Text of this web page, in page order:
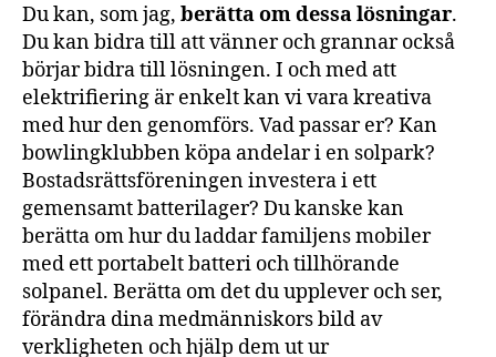
Du kan, som jag, berätta om dessa lösningar.
Du kan bidra till att vänner och grannar också
börjar bidra till lösningen. I och med att
elektrifiering är enkelt kan vi vara kreativa
med hur den genomförs. Vad passar er? Kan
bowlingklubben köpa andelar i en solpark?
Bostadsrättsföreningen investera i ett
gemensamt batterilager? Du kanske kan
berätta om hur du laddar familjens mobiler
med ett portabelt batteri och tillhörande
solpanel. Berätta om det du upplever och ser,
förändra dina medmänniskors bild av
verkligheten och hjälp dem ut ur